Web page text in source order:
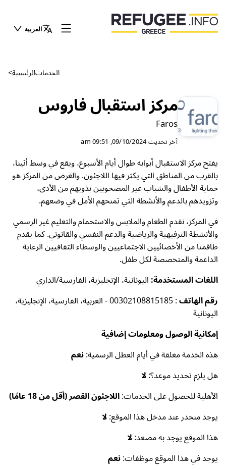
العربية
الرئيسية> الخدمات
مركز استقبال فاروس
Faros
آخر تحديث09/10/2024, 09:51 am
يفتح مركز الاستقبال أبوابه طوال أيام الأسبوع، ويقع في وسط أثينا،
بالقرب من المناطق التي يكثر فيها اللاجئون. والغرض من المركز هو
حماية الأطفال والشباب غير المصحوبين بذويهم من الأذى،
وتزويدهم بالدعم والأنشطة التي تمنحهم الأمل في وضعهم.
في المركز، نقدم الطعام والملابس والاستحمام والتعليم غير الرسمي
والأنشطة الترفيهية والرياضية والدعم النفسي والقانوني. كما يقدم
طاقمنا من الأخصائيين الاجتماعيين والوسطاء الثقافيين الرعاية
الداعمة والمتخصصة لكل طفل.
اللغات المستخدمة:اليونانية، الإنجليزية، الفارسية/الداري
رقم الهاتف
: 00302108815185 - العربية، الفارسية، الإنجليزية،
اليونانية
إمكانية الوصول ومعلومات إضافية
هذه الخدمة مغلقة في أيام العطل الرسمية:نعم
هل يلزم تحديد موعد؟:لا
الأهلية للحصول على الخدمات:اللاجئون القصر (أقل من 18 عامًا)
يوجد منحدر عند مدخل هذا الموقع:لا
هذا الموقع يوجد به مصعد:لا
يوجد في هذا الموقع موظفات:نعم